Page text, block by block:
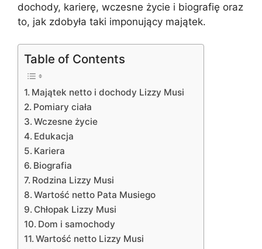
dochody, karierę, wczesne życie i biografię oraz
to, jak zdobyła taki imponujący majątek.
Table of Contents
Majątek netto i dochody Lizzy Musi
Pomiary ciała
Wczesne życie
Edukacja
Kariera
Biografia
Rodzina Lizzy Musi
Wartość netto Pata Musiego
Chłopak Lizzy Musi
Dom i samochody
Wartość netto Lizzy Musi